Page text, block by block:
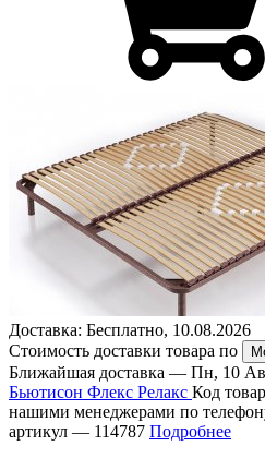
Доставка: Бесплатно, 10.08.2026
Стоимость доставки товара по
Ближайшая доставка — Пн, 10
Бьютисон Флекс Релакс Код
нашими менеджерами по
артикул — 114787 Подробнее